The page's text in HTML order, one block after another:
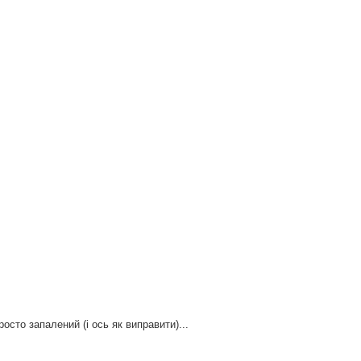
запалений (і ось як виправити)...